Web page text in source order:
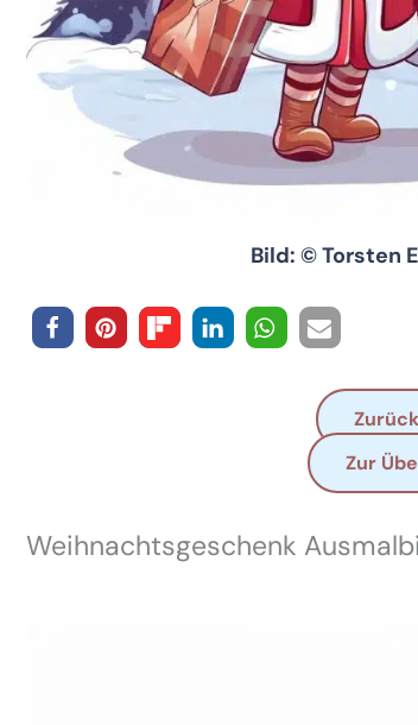
Bild: © Torsten
Zur
Weihnachtsgeschenk